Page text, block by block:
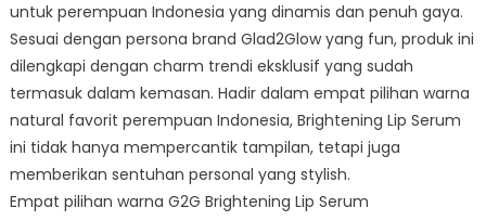
untuk perempuan Indonesia yang dinamis dan penuh gaya.
Sesuai dengan persona brand Glad2Glow yang fun, produk ini
dilengkapi dengan charm trendi eksklusif yang sudah
termasuk dalam kemasan. Hadir dalam empat pilihan warna
natural favorit perempuan Indonesia, Brightening Lip Serum
ini tidak hanya mempercantik tampilan, tetapi juga
memberikan sentuhan personal yang stylish.
Empat pilihan warna G2G Brightening Lip Serum